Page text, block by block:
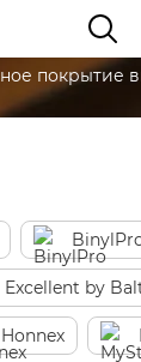
покрытие
Excellent by
Honnex